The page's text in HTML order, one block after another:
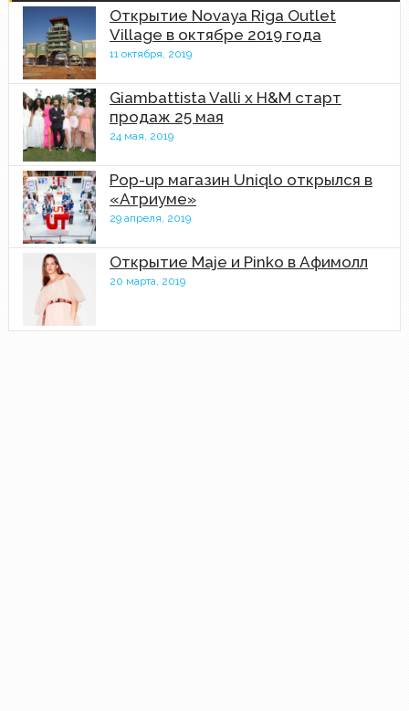
Открытие Novaya Riga Outlet
Village в октябре 2019 года
11 октября, 2019
Giambattista Valli x H&M старт
продаж 25 мая
24 мая, 2019
Pop-up магазин Uniqlo открылся в
«Атриуме»
29 апреля, 2019
Открытие Maje и Pinko в Афимолл
20 марта, 2019